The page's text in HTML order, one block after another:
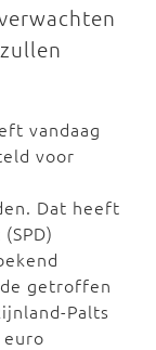
vandaag
voor
Dat heeft
getroffen
Palts